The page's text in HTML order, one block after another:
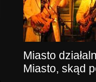
Miasto
Miasto, skąd